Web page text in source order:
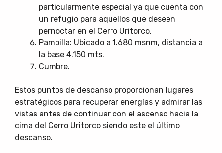
particularmente especial ya que cuenta con
un refugio para aquellos que deseen
pernoctar en el Cerro Uritorco.
Pampilla: Ubicado a 1.680 msnm, distancia a
la base 4.150 mts.
Cumbre.
Estos puntos de descanso proporcionan lugares
estratégicos para recuperar energías y admirar las
vistas antes de continuar con el ascenso hacia la
cima del Cerro Uritorco siendo este el último
descanso.